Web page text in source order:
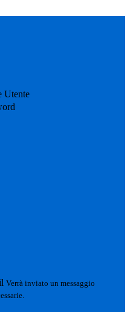
Utente
Verrà inviato un messaggio